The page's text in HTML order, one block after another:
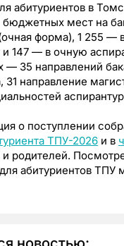
абитуриентов в
бюджетных мест на
форма), 1 255 —
и 147 — в очную
— 35 направлений
31 направление
о поступлении
ТПУ-2026 и в
и родителей.
абитуриентов ТПУ